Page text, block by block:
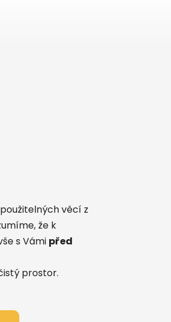
věcí z
že k
s Vámi před
prostor.